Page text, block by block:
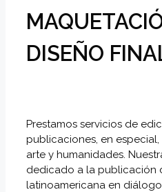
DISEÑO
Prestamos servicios de
publicaciones, en
arte y humanidades.
dedicado a la publicación
latinoamericana en